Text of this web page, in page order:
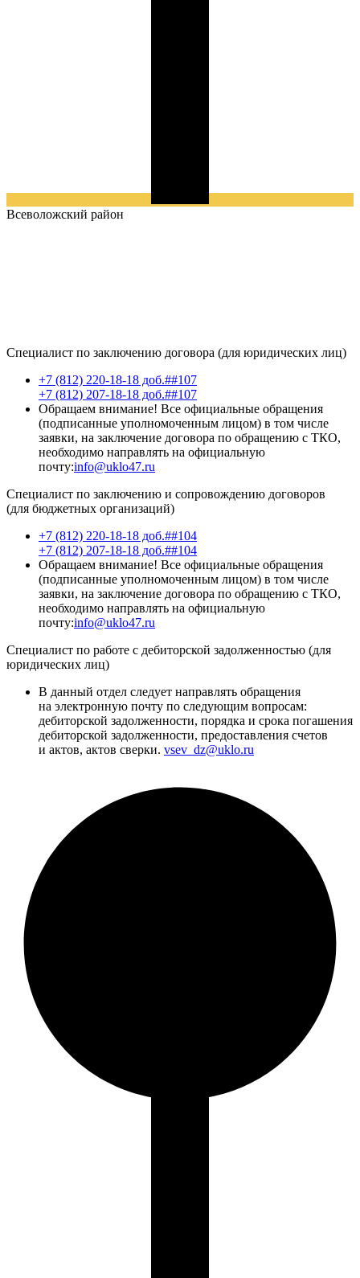
Всеволожский район
Специалист по заключению договора (для юридических лиц)
+7 (812) 220-18-18 доб.##107
+7 (812) 207-18-18 доб.##107
Обращаем внимание! Все официальные обращения
(подписанные уполномоченным лицом) в том числе
заявки, на заключение договора по обращению с ТКО,
необходимо направлять на официальную
почту:info@uklo47.ru
Специалист по заключению и сопровождению договоров
(для бюджетных организаций)
+7 (812) 220-18-18 доб.##104
+7 (812) 207-18-18 доб.##104
Обращаем внимание! Все официальные обращения
(подписанные уполномоченным лицом) в том числе
заявки, на заключение договора по обращению с ТКО,
необходимо направлять на официальную
почту:info@uklo47.ru
Специалист по работе с дебиторской задолженностью (для
юридических лиц)
В данный отдел следует направлять обращения
на электронную почту по следующим вопросам:
дебиторской задолженности, порядка и срока погашения
дебиторской задолженности, предоставления счетов
и актов, актов сверки. vsev_dz@uklo.ru